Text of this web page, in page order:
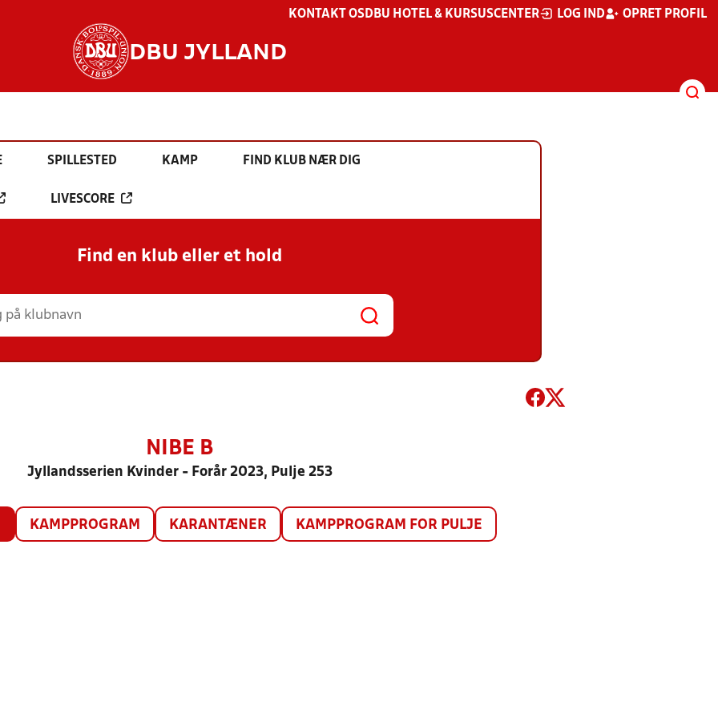
KONTAKT OS DBU HOTEL & KURSUSCENTER LOG IND OPRET PROFIL
DBU JYLLAND
SPILLESTED KAMP FIND KLUB NÆR DIG
LIVESCORE
Find en klub eller et hold
NIBE B
Jyllandsserien Kvinder - Forår 2023, Pulje 253
KAMPPROGRAM KARANTÆNER KAMPPROGRAM FOR PULJE